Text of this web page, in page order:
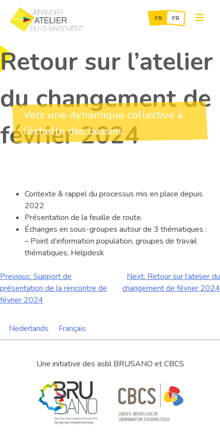
Skip
to
content
Vers une dynamique collective à
l’échelle des bassins
Retour sur l’atelier
du changement de
février 2024
Contexte & rappel du processus mis en place depuis
2022
Présentation de la feuille de route
Échanges en sous-groupes autour de 3 thématiques :
– Point d’information population, groupes de travail
thématiques, Helpdesk
Navigation
de
l’article
Previous: Support de
présentation de la rencontre de
février 2024
Next: Retour sur l’atelier du
changement de février 2024
Nederlands Français
Une initiative des asbl BRUSANO et CBCS